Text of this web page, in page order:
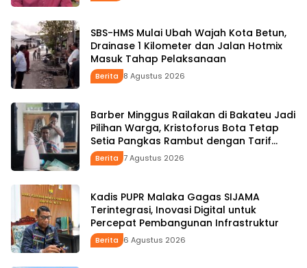
SBS-HMS Mulai Ubah Wajah Kota Betun,
Drainase 1 Kilometer dan Jalan Hotmix
Masuk Tahap Pelaksanaan
Berita 8 Agustus 2026
Barber Minggus Railakan di Bakateu Jadi
Pilihan Warga, Kristoforus Bota Tetap
Setia Pangkas Rambut dengan Tarif
Rp15 Ribu per Kepala
Berita 7 Agustus 2026
Kadis PUPR Malaka Gagas SIJAMA
Terintegrasi, Inovasi Digital untuk
Percepat Pembangunan Infrastruktur
Berita 6 Agustus 2026